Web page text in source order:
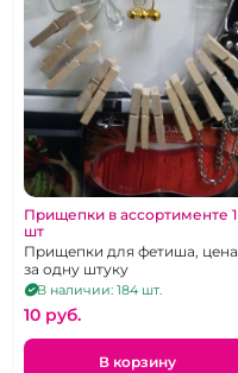
Прищепки в ассортименте 1
шт
Прищепки для фетиша, цена
за одну штуку
В наличии: 184 шт.
10 pуб.
В корзину